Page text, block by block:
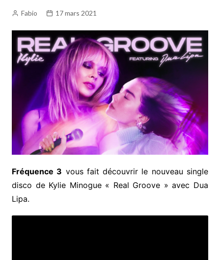
Fabio 17 mars 2021
Fréquence 3 vous fait découvrir le nouveau single
disco de Kylie Minogue « Real Groove » avec Dua
Lipa.